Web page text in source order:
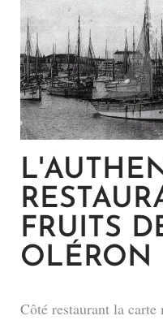
FRUITS
OLÉRON
Côté restaurant la carte